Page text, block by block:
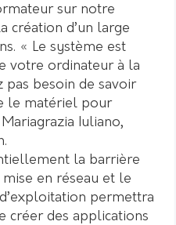
sur notre
création d’un large
« Le système est
votre ordinateur à la
pas besoin de savoir
le matériel pour
Iuliano,
la barrière
en réseau et le
permettra
créer des applications